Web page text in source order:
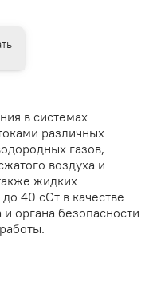
в системах
различных
газов,
воздуха и
жидких
40 сСт в качестве
органа безопасности